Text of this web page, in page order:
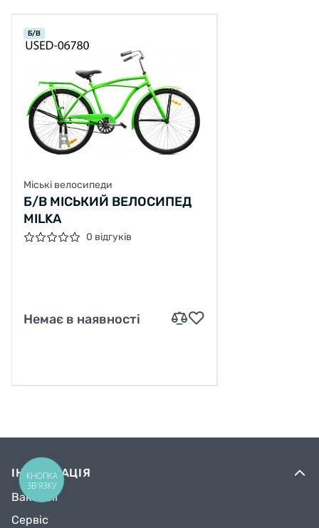
Б/В
Міські велосипеди
Б/В МІСЬКИЙ ВЕЛОСИПЕД
MILKA
0 відгуків
Немає в наявності
ІНФОРМАЦІЯ
Вакансії
Сервіс
КНОПКА
ЗВ'ЯЗКУ